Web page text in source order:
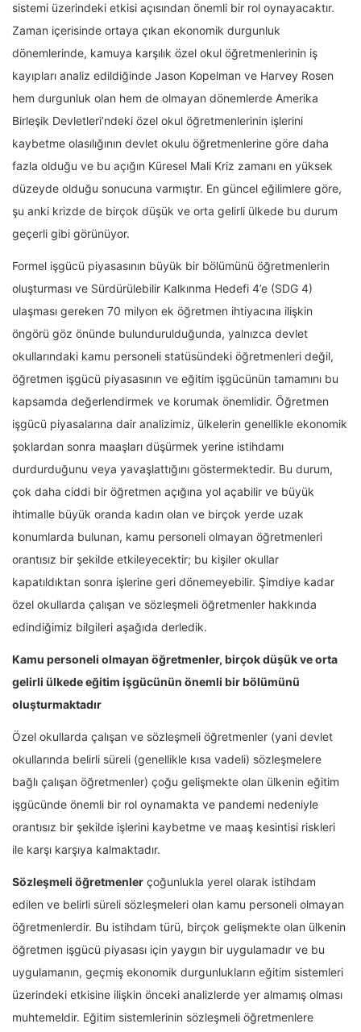
sistemi üzerindeki etkisi açısından önemli bir rol oynayacaktır.
Zaman içerisinde ortaya çıkan ekonomik durgunluk
dönemlerinde, kamuya karşılık özel okul öğretmenlerinin iş
kayıpları analiz edildiğinde Jason Kopelman ve Harvey Rosen
hem durgunluk olan hem de olmayan dönemlerde Amerika
Birleşik Devletleri’ndeki özel okul öğretmenlerinin işlerini
kaybetme olasılığının devlet okulu öğretmenlerine göre daha
fazla olduğu ve bu açığın Küresel Mali Kriz zamanı en yüksek
düzeyde olduğu sonucuna varmıştır. En güncel eğilimlere göre,
şu anki krizde de birçok düşük ve orta gelirli ülkede bu durum
geçerli gibi görünüyor.
Formel işgücü piyasasının büyük bir bölümünü öğretmenlerin
oluşturması ve Sürdürülebilir Kalkınma Hedefi 4’e (SDG 4)
ulaşması gereken 70 milyon ek öğretmen ihtiyacına ilişkin
öngörü göz önünde bulundurulduğunda, yalnızca devlet
okullarındaki kamu personeli statüsündeki öğretmenleri değil,
öğretmen işgücü piyasasının ve eğitim işgücünün tamamını bu
kapsamda değerlendirmek ve korumak önemlidir. Öğretmen
işgücü piyasalarına dair analizimiz, ülkelerin genellikle ekonomik
şoklardan sonra maaşları düşürmek yerine istihdamı
durdurduğunu veya yavaşlattığını göstermektedir. Bu durum,
çok daha ciddi bir öğretmen açığına yol açabilir ve büyük
ihtimalle büyük oranda kadın olan ve birçok yerde uzak
konumlarda bulunan, kamu personeli olmayan öğretmenleri
orantısız bir şekilde etkileyecektir; bu kişiler okullar
kapatıldıktan sonra işlerine geri dönemeyebilir. Şimdiye kadar
özel okullarda çalışan ve sözleşmeli öğretmenler hakkında
edindiğimiz bilgileri aşağıda derledik.
Kamu personeli olmayan öğretmenler, birçok düşük ve orta
gelirli ülkede eğitim işgücünün önemli bir bölümünü
oluşturmaktadır
Özel okullarda çalışan ve sözleşmeli öğretmenler (yani devlet
okullarında belirli süreli (genellikle kısa vadeli) sözleşmelere
bağlı çalışan öğretmenler) çoğu gelişmekte olan ülkenin eğitim
işgücünde önemli bir rol oynamakta ve pandemi nedeniyle
orantısız bir şekilde işlerini kaybetme ve maaş kesintisi riskleri
ile karşı karşıya kalmaktadır.
Sözleşmeli öğretmenler çoğunlukla yerel olarak istihdam
edilen ve belirli süreli sözleşmeleri olan kamu personeli olmayan
öğretmenlerdir. Bu istihdam türü, birçok gelişmekte olan ülkenin
öğretmen işgücü piyasası için yaygın bir uygulamadır ve bu
uygulamanın, geçmiş ekonomik durgunlukların eğitim sistemleri
üzerindeki etkisine ilişkin önceki analizlerde yer almamış olması
muhtemeldir. Eğitim sistemlerinin sözleşmeli öğretmenlere